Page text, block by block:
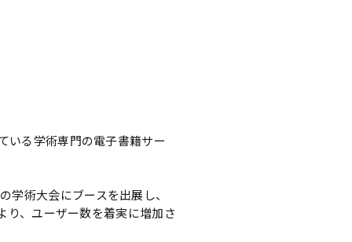
いる学術専門の電子書籍サー
術大会にブースを出展し、
り、ユーザー数を着実に増加さ